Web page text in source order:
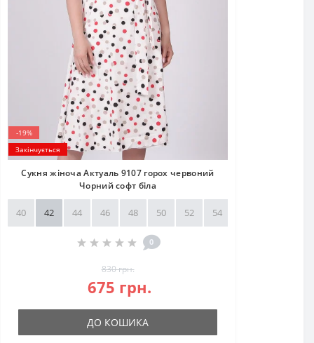
-19%
Закінчується
Сукня жіноча Актуаль 9107 горох червоний
Чорний софт біла
40 42 44 46 48 50 52 54
0
830 грн.
675 грн.
ДО КОШИКА